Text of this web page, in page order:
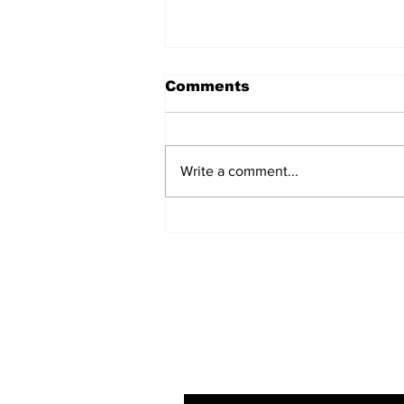
Comments
Write a comment...